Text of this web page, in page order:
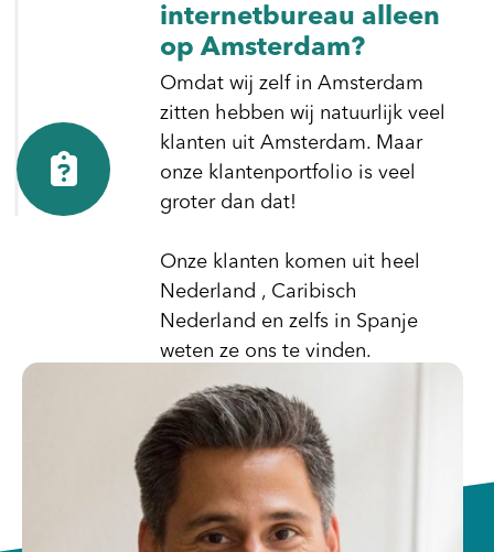
internetbureau alleen
op Amsterdam?
Omdat wij zelf in Amsterdam
zitten hebben wij natuurlijk veel
klanten uit Amsterdam. Maar
onze klantenportfolio is veel
groter dan dat!
Onze klanten komen uit heel
Nederland , Caribisch
Nederland en zelfs in Spanje
weten ze ons te vinden.